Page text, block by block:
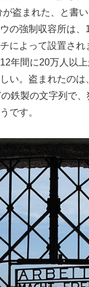
が盗まれた、と書
の強制収容所は、
によって設置され
年間に20万人以
い。盗まれたの
鉄製の文字列で
です。